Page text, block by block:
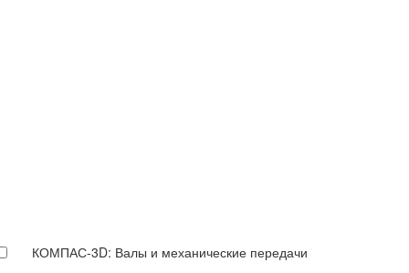
КОМПАС-3D: Валы и механические передачи